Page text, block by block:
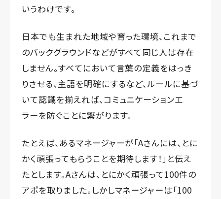
いうわけです。
日本でも生まれた地域や育った環境、これまで
のバックグラウンドなどがすべて同じ人は存在
しません。すべてにおいて言葉の定義をはっき
りさせる、主語を明確にするなど、ルールに基づ
いて認識を揃えれば、コミュニケーションエ
ラーを防ぐことに繋がります。
たとえば、あるマネージャーが「Aさんには、とに
かく頑張ってもらうことを期待します！」と伝え
たとします。Aさんは、とにかく頑張って100件の
アポを取りました。しかしマネージャーは「100